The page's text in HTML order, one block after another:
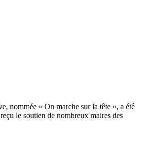
nommée « On marche sur la tête », a été
le soutien de nombreux maires des